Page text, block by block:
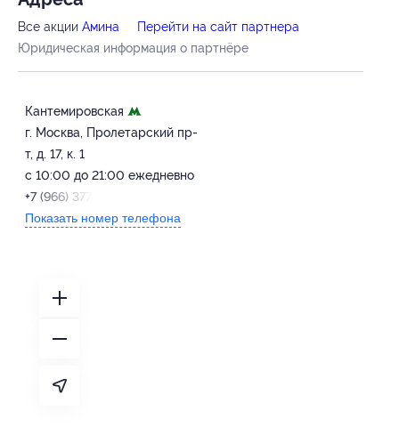
Все акции Амина
Перейти на сайт партнера
Юридическая информация о партнёре
Кантемировская
г. Москва, Пролетарский пр-
т, д. 17, к. 1
с 10:00 до 21:00 ежедневно
+7 (966) 377-77-32
Показать номер телефона